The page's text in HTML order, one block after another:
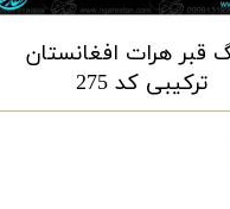
قبر هرات افغانستان
ترکیبی کد 275